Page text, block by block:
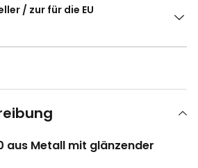
/ zur für die EU
aus Metall mit glänzender